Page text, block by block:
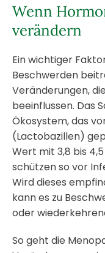
Wenn
verändern
Ein wichtiger
Beschwerden
Veränderungen,
beeinflussen. Das
Ökosystem, das
(Lactobazillen)
Wert mit 3,8 bis
schützen so vor
Wird dieses
kann es zu
oder
So geht die